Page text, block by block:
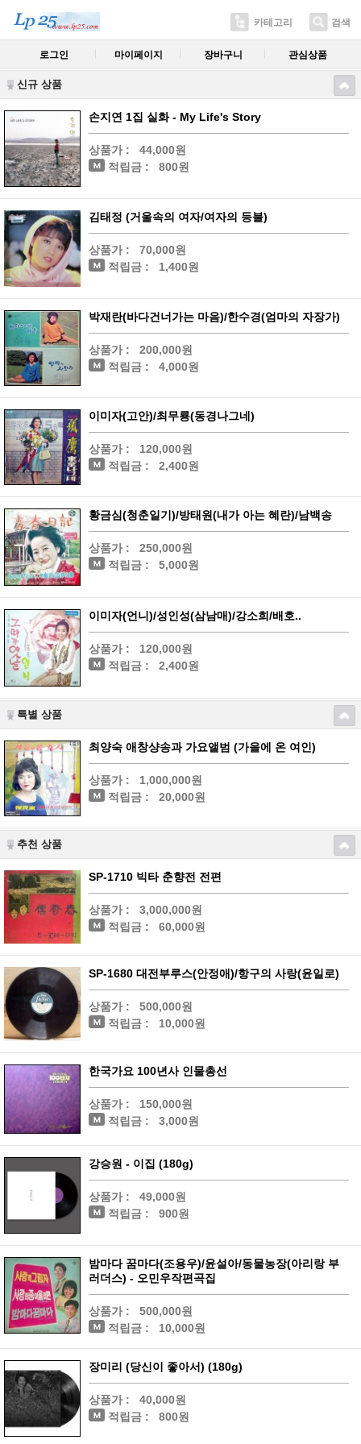
카테고리 검색
로그인 마이페이지 장바구니 관심상품
신규 상품
손지연 1집 실화 - My Life's Story
상품가 :
44,000원
적립금 :
800원
김태정 (거울속의 여자/여자의 등불)
상품가 :
70,000원
적립금 :
1,400원
박재란(바다건너가는 마음)/한수경(엄마의 자장가)
상품가 :
200,000원
적립금 :
4,000원
이미자(고안)/최무룡(동경나그네)
상품가 :
120,000원
적립금 :
2,400원
황금심(청춘일기)/방태원(내가 아는 혜란)/남백송
상품가 :
250,000원
적립금 :
5,000원
이미자(언니)/성인성(삼남매)/강소희/배호..
상품가 :
120,000원
적립금 :
2,400원
특별 상품
최양숙 애창샹송과 가요앨범 (가을에 온 여인)
상품가 :
1,000,000원
적립금 :
20,000원
추천 상품
SP-1710 빅타 춘향전 전편
상품가 :
3,000,000원
적립금 :
60,000원
SP-1680 대전부루스(안정애)/항구의 사랑(윤일로)
상품가 :
500,000원
적립금 :
10,000원
한국가요 100년사 인물총선
상품가 :
150,000원
적립금 :
3,000원
강승원 - 이집 (180g)
상품가 :
49,000원
적립금 :
900원
밤마다 꿈마다(조용우)/윤설아/동물농장(아리랑 부
러더스) - 오민우작편곡집
상품가 :
500,000원
적립금 :
10,000원
장미리 (당신이 좋아서) (180g)
상품가 :
40,000원
적립금 :
800원